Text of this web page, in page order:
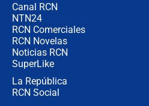
Canal RCN
NTN24
RCN Comerciales
RCN Novelas
Noticias RCN
SuperLike
La República
RCN Social